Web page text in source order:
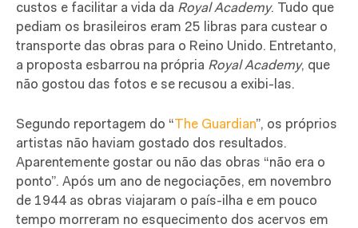
custos e facilitar a vida da Royal Academy. Tudo que
pediam os brasileiros eram 25 libras para custear o
transporte das obras para o Reino Unido. Entretanto,
a proposta esbarrou na própria Royal Academy, que
não gostou das fotos e se recusou a exibi-las.
Segundo reportagem do “The Guardian”, os próprios
artistas não haviam gostado dos resultados.
Aparentemente gostar ou não das obras “não era o
ponto”. Após um ano de negociações, em novembro
de 1944 as obras viajaram o país-ilha e em pouco
tempo morreram no esquecimento dos acervos em